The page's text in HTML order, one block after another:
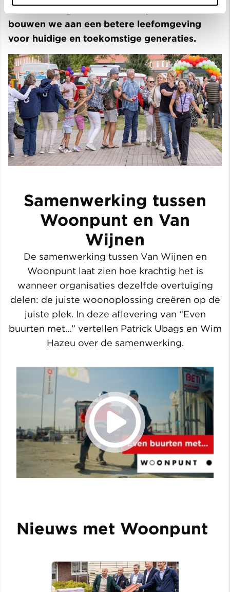
leidt tot veilige en leefbare wijken. Samen
bouwen we aan een betere leefomgeving
voor huidige en toekomstige generaties.
Samenwerking tussen
Woonpunt en Van
Wijnen
De samenwerking tussen Van Wijnen en
Woonpunt laat zien hoe krachtig het is
wanneer organisaties dezelfde overtuiging
delen: de juiste woonoplossing creëren op de
juiste plek. In deze aflevering van “Even
buurten met…” vertellen Patrick Ubags en Wim
Hazeu over de samenwerking.
Nieuws met Woonpunt